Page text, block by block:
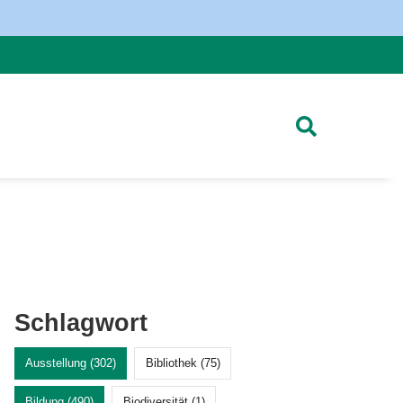
Schlagwort
Ausstellung (302) Bibliothek (75)